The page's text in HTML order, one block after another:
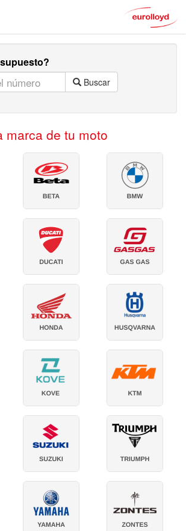
Buscar
marca de tu moto